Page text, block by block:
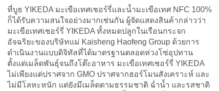
ที่บูธ YIKEDA มะเขือเทศเชอร์รี่และน้ำมะเขือเทศ NFC 100%
ก็ได้รับความสนใจอย่างมากเช่นกัน ผู้จัดแสดงสินค้ากล่าวว่า
มะเขือเทศเชอร์รี่ YIKEDA ทั้งหมดปลูกในเรือนกระจก
อัจฉริยะของบริษัทแม่ Kaisheng Haofeng Group ด้วยการ
ดำเนินงานแบบดิจิทัลที่ได้มาตรฐานตลอดห่วงโซ่อุปทาน
ตั้งแต่เมล็ดพันธุ์จนถึงโต๊ะอาหาร มะเขือเทศเชอร์รี่ YIKEDA
ไม่เพียงแต่ปราศจาก GMO ปราศจากฮอร์โมนสังเคราะห์ และ
ไม่มีโลหะหนัก แต่ยังมีเมล็ดตามธรรมชาติ ฉ่ำน้ำ และรสชาติ